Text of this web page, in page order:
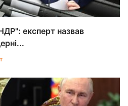
експерт назвав